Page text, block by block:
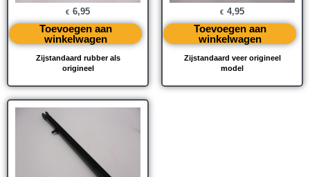
Zijstandaard rubber als
origineel
€ 6,95
Toevoegen aan
winkelwagen
Zijstandaard veer origineel
model
€ 4,95
Toevoegen aan
winkelwagen